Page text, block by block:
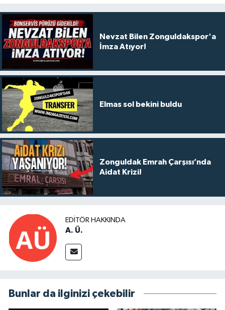
Nevzat Bilen Zonguldakspor'a
İmza Atıyor!
Elmas sol bekini buldu
Zonguldak Emrah Çarşısı’nda
Aidat Krizi!
EDITÖR HAKKINDA
A. Ü.
Bunlar da ilginizi çekebilir